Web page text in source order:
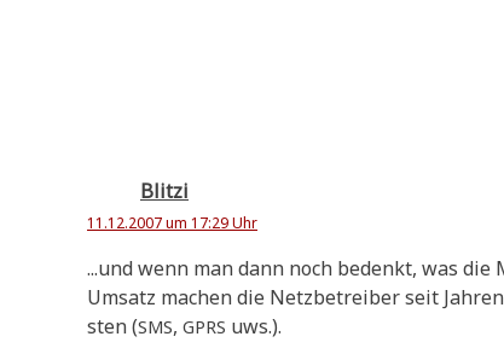
Blitzi
11.12.2007 um 17:29 Uhr
...und wenn man dann noch bedenkt, was
Umsatz machen die Netz­be­trei­ber seit
sten (SMS, GPRS uws.).